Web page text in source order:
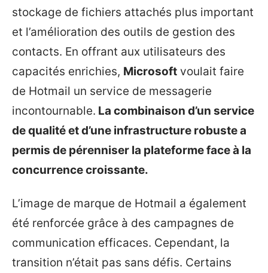
stockage de fichiers attachés plus important
et l’amélioration des outils de gestion des
contacts. En offrant aux utilisateurs des
capacités enrichies, Microsoft voulait faire
de Hotmail un service de messagerie
incontournable. La combinaison d’un service
de qualité et d’une infrastructure robuste a
permis de pérenniser la plateforme face à la
concurrence croissante.
L’image de marque de Hotmail a également
été renforcée grâce à des campagnes de
communication efficaces. Cependant, la
transition n’était pas sans défis. Certains